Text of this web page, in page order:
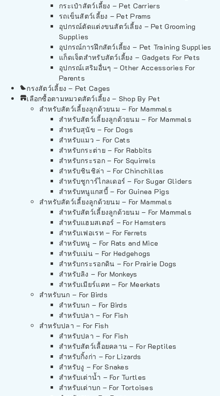
กระเป๋าสัตว์เลี้ยง – Pet Carriers
รถเข็นสัตว์เลี้ยง – Pet Prams
อุปกรณ์ตัดแต่งขนสัตว์เลี้ยง – Pet Grooming
Supplies
อุปกรณ์การฝึกสัตว์เลี้ยง – Pet Training Supplies
แก็ดเจ็ตสำหรับสัตว์เลี้ยง – Gadgets For Pets
อุปกรณ์เสริมอื่นๆ – Other Accessories For
Parents
กรงสัตว์เลี้ยง – Pet Cages
เลือกซื้อตามหมวดสัตว์เลี้ยง – Shop By Pet
สำหรับสัตว์เลี้ยงลูกด้วยนม – For Mammals
สำหรับสัตว์เลี้ยงลูกด้วยนม – For Mammals
สำหรับสุนัข – For Dogs
สำหรับแมว – For Cats
สำหรับกระต่าย – For Rabbits
สำหรับกระรอก – For Squirrels
สำหรับชินชิล่า – For Chinchillas
สำหรับชูการ์ไกลเดอร์ – For Sugar Gliders
สำหรับหนูแกสบี้ – For Guinea Pigs
สำหรับสัตว์เลี้ยงลูกด้วยนม – For Mammals
สำหรับสัตว์เลี้ยงลูกด้วยนม – For Mammals
สำหรับแฮมสเตอร์ – For Hamsters
สำหรับเฟอเรท – For Ferrets
สำหรับหนู – For Rats and Mice
สำหรับเม่น – For Hedgehogs
สำหรับกระรอกดิน – For Prairie Dogs
สำหรับลิง – For Monkeys
สำหรับเมียร์แคท – For Meerkats
สำหรับนก – For Birds
สำหรับนก – For Birds
สำหรับปลา – For Fish
สำหรับปลา – For Fish
สำหรับปลา – For Fish
สำหรับสัตว์เลื้อยคลาน – For Reptiles
สำหรับกิ้งก่า – For Lizards
สำหรับงู – For Snakes
สำหรับเต่าน้ำ – For Turtles
สำหรับเต่าบก – For Tortoises